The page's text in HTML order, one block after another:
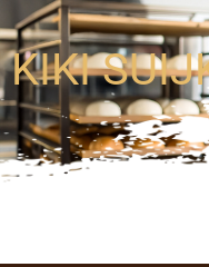
KIKI